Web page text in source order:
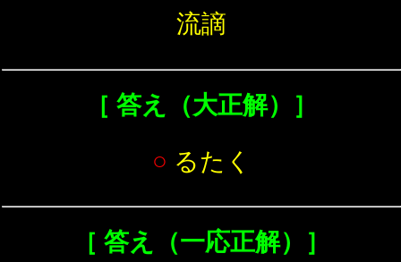
流謫
［ 答え（大正解）］
○ るたく
［ 答え（一応正解）］